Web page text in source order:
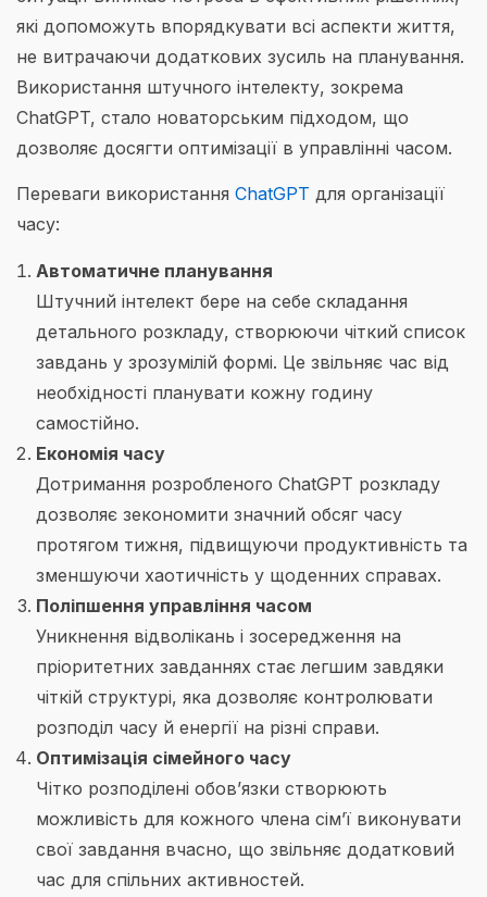
які допоможуть впорядкувати всі аспекти життя,
не витрачаючи додаткових зусиль на планування.
Використання штучного інтелекту, зокрема
ChatGPT, стало новаторським підходом, що
дозволяє досягти оптимізації в управлінні часом.
Переваги використання ChatGPT для організації
часу:
Автоматичне планування
Штучний інтелект бере на себе складання
детального розкладу, створюючи чіткий список
завдань у зрозумілій формі. Це звільняє час від
необхідності планувати кожну годину
самостійно.
Економія часу
Дотримання розробленого ChatGPT розкладу
дозволяє зекономити значний обсяг часу
протягом тижня, підвищуючи продуктивність та
зменшуючи хаотичність у щоденних справах.
Поліпшення управління часом
Уникнення відволікань і зосередження на
пріоритетних завданнях стає легшим завдяки
чіткій структурі, яка дозволяє контролювати
розподіл часу й енергії на різні справи.
Оптимізація сімейного часу
Чітко розподілені обов’язки створюють
можливість для кожного члена сім’ї виконувати
свої завдання вчасно, що звільняє додатковий
час для спільних активностей.